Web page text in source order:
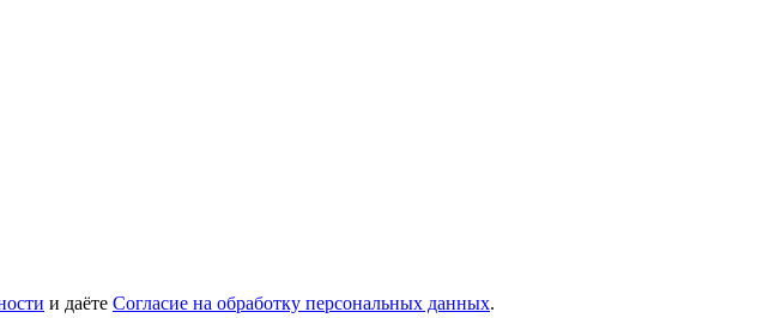
и даёте Согласие на обработку персональных данных.